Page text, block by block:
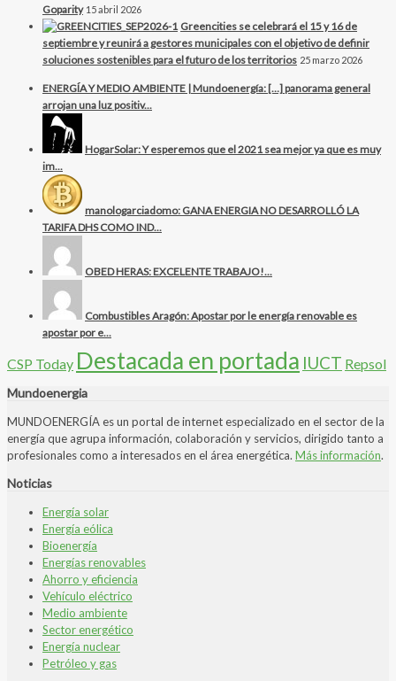
Goparity 15 abril 2026
Greencities se celebrará el 15 y 16 de
septiembre y reunirá a gestores municipales con el objetivo de definir
soluciones sostenibles para el futuro de los territorios 25 marzo 2026
ENERGÍA Y MEDIO AMBIENTE | Mundoenergía: […] panorama general
arrojan una luz positiv...
HogarSolar: Y esperemos que el 2021 sea mejor ya que es muy
im...
manologarciadomo: GANA ENERGIA NO DESARROLLÓ LA
TARIFA DHS COMO IND...
OBED HERAS: EXCELENTE TRABAJO!...
Combustibles Aragón: Apostar por le energía renovable es
apostar por e...
CSP Today Destacada en portada IUCT Repsol
Mundoenergia
MUNDOENERGÍA es un portal de internet especializado en el sector de la
energía que agrupa información, colaboración y servicios, dirigido tanto a
profesionales como a interesados en el área energética. Más información.
Noticias
Energía solar
Energía eólica
Bioenergía
Energías renovables
Ahorro y eficiencia
Vehículo eléctrico
Medio ambiente
Sector energético
Energía nuclear
Petróleo y gas